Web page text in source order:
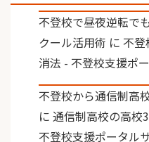
不登校で昼夜逆転で
クール活用術 に 不
消法 - 不登校支援ポ
不登校から通信制高
に 通信制高校の高校
不登校支援ポータル